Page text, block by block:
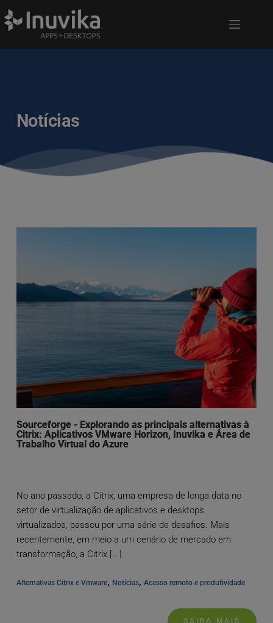
Notícias
Sourceforge - Explorando as principais alternativas à
Citrix: Aplicativos VMware Horizon, Inuvika e Área de
Trabalho Virtual do Azure
No ano passado, a Citrix, uma empresa de longa data no
setor de virtualização de aplicativos e desktops
virtualizados, passou por uma série de desafios. Mais
recentemente, em meio a um cenário de mercado em
transformação, a Citrix [...]
Alternativas Citrix e Vmware, Notícias, Acesso remoto e produtividade
SAIBA MAIS